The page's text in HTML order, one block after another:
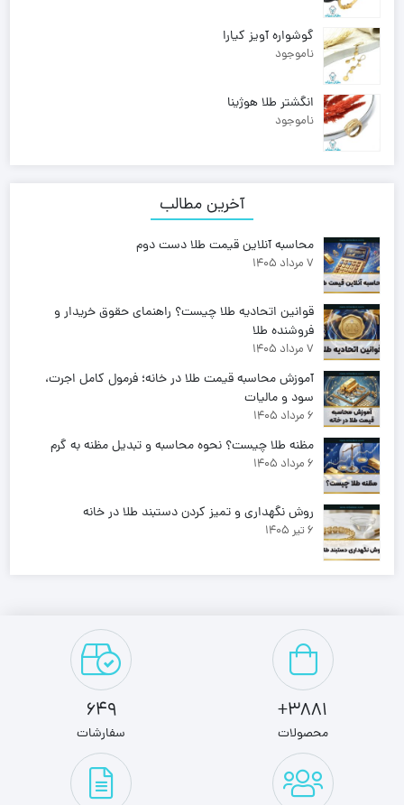
گوشواره آویز کیارا
ناموجود
انگشتر طلا هوژینا
ناموجود
آخرین مطالب
محاسبه آنلاین قیمت طلا دست دوم
7 مرداد 1405
قوانین اتحادیه طلا چیست؟ راهنمای حقوق خریدار و
فروشنده طلا
7 مرداد 1405
آموزش محاسبه قیمت طلا در خانه؛ فرمول کامل اجرت،
سود و مالیات
6 مرداد 1405
مظنه طلا چیست؟ نحوه محاسبه و تبدیل مظنه به گرم
6 مرداد 1405
روش نگهداری و تمیز کردن دستبند طلا در خانه
6 تیر 1405
3881+
محصولات
649
سفارشات